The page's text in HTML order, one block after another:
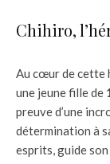
Chihiro,
Au cœur de cette
une jeune fille de
preuve d’une
détermination à
esprits, guide